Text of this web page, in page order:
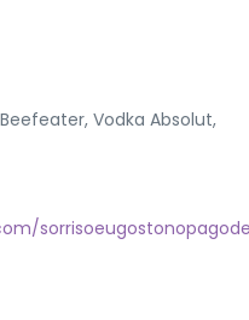
Beefeater, Vodka Absolut,